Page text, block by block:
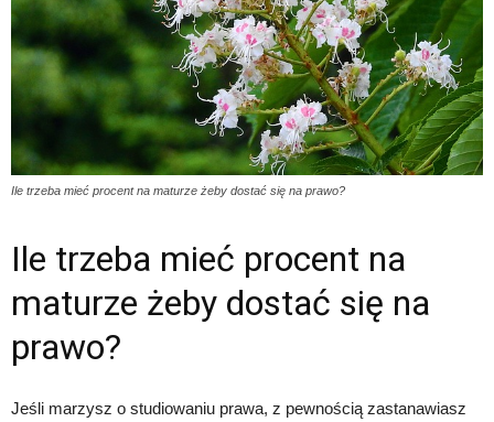
Ile trzeba mieć procent na maturze żeby dostać się na prawo?
Ile trzeba mieć procent na
maturze żeby dostać się na
prawo?
Jeśli marzysz o studiowaniu prawa, z pewnością zastanawiasz